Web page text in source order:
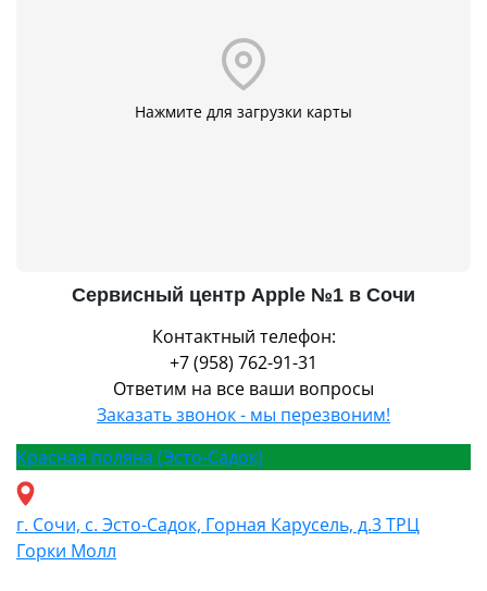
Нажмите для загрузки карты
Сервисный центр Apple №1 в Сочи
Контактный телефон:
+7 (958) 762-91-31
Ответим на все ваши вопросы
Заказать звонок - мы перезвоним!
Красная поляна (Эсто-Садок)
г. Сочи, с. Эсто-Садок, Горная Карусель, д.3 ТРЦ
Горки Молл